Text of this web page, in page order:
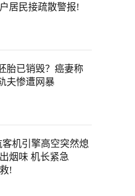
居民接疏散警报!
胎已销毁？癌妻称
夫惨遭网暴
机引擎高空突然熄
烟味 机长紧急
!